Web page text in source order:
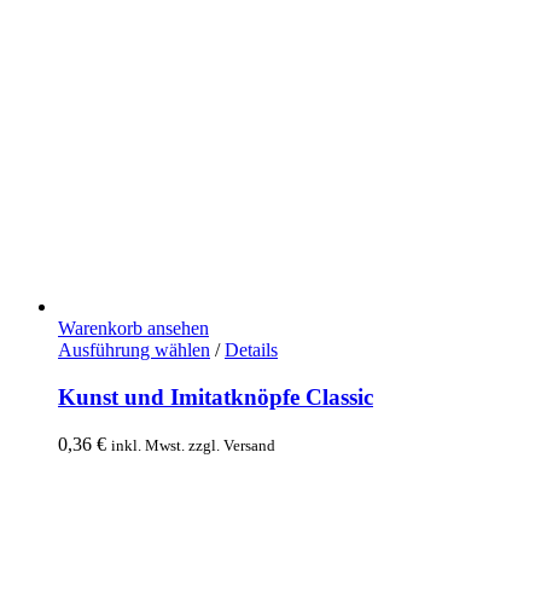
Warenkorb ansehen
Ausführung wählen Dieses
weist
mehrere
Varianten
/ Details
Kunst und Imitatknöpfe Classic
0,36 € inkl. Mwst. zzgl. Versand